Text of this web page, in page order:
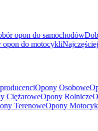
opon do samochodów
opon do motocykli
Opony Osobowe
CiężaroweOpony Rolnicze
TerenoweOpony